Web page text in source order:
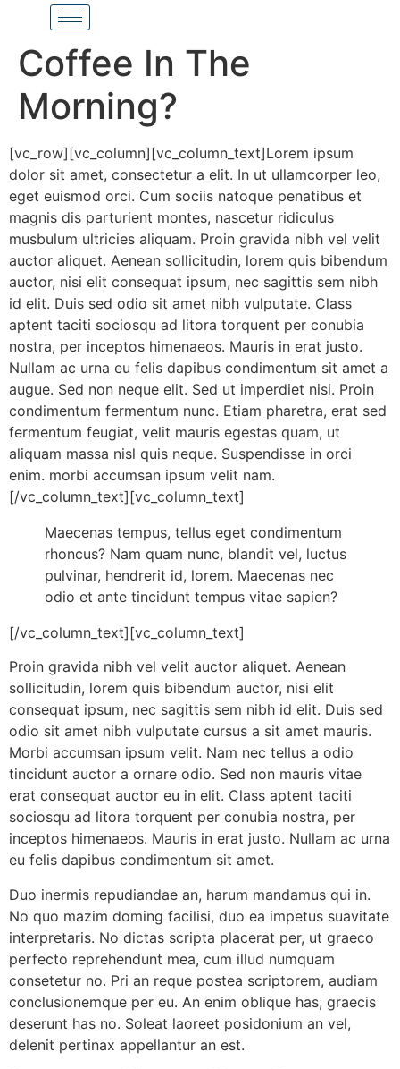
Coffee In The
Morning?
[vc_row][vc_column][vc_column_text]Lorem ipsum
dolor sit amet, consectetur a elit. In ut ullamcorper leo,
eget euismod orci. Cum sociis natoque penatibus et
magnis dis parturient montes, nascetur ridiculus
musbulum ultricies aliquam. Proin gravida nibh vel velit
auctor aliquet. Aenean sollicitudin, lorem quis bibendum
auctor, nisi elit consequat ipsum, nec sagittis sem nibh
id elit. Duis sed odio sit amet nibh vulputate. Class
aptent taciti sociosqu ad litora torquent per conubia
nostra, per inceptos himenaeos. Mauris in erat justo.
Nullam ac urna eu felis dapibus condimentum sit amet a
augue. Sed non neque elit. Sed ut imperdiet nisi. Proin
condimentum fermentum nunc. Etiam pharetra, erat sed
fermentum feugiat, velit mauris egestas quam, ut
aliquam massa nisl quis neque. Suspendisse in orci
enim. morbi accumsan ipsum velit nam.
[/vc_column_text][vc_column_text]
Maecenas tempus, tellus eget condimentum
rhoncus? Nam quam nunc, blandit vel, luctus
pulvinar, hendrerit id, lorem. Maecenas nec
odio et ante tincidunt tempus vitae sapien?
[/vc_column_text][vc_column_text]
Proin gravida nibh vel velit auctor aliquet. Aenean
sollicitudin, lorem quis bibendum auctor, nisi elit
consequat ipsum, nec sagittis sem nibh id elit. Duis sed
odio sit amet nibh vulputate cursus a sit amet mauris.
Morbi accumsan ipsum velit. Nam nec tellus a odio
tincidunt auctor a ornare odio. Sed non mauris vitae
erat consequat auctor eu in elit. Class aptent taciti
sociosqu ad litora torquent per conubia nostra, per
inceptos himenaeos. Mauris in erat justo. Nullam ac urna
eu felis dapibus condimentum sit amet.
Duo inermis repudiandae an, harum mandamus qui in.
No quo mazim doming facilisi, duo ea impetus suavitate
interpretaris. No dictas scripta placerat per, ut graeco
perfecto reprehendunt mea, cum illud numquam
consetetur no. Pri an reque postea scriptorem, audiam
conclusionemque per eu. An enim oblique has, graecis
deserunt has no. Soleat laoreet posidonium an vel,
delenit pertinax appellantur an est.